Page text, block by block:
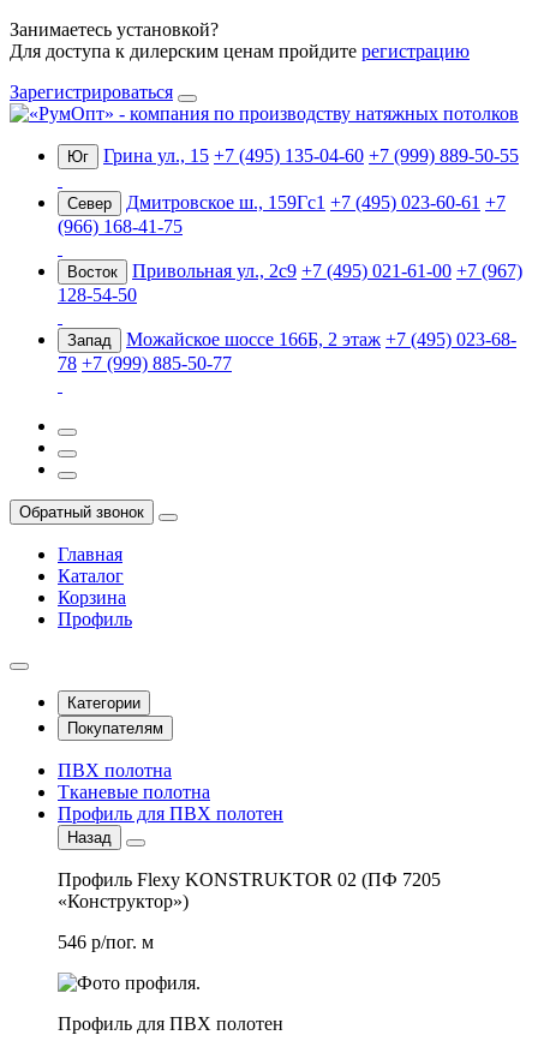
Занимаетесь установкой?
Для доступа к дилерским ценам пройдите регистрацию
Зарегистрироваться
Юг Грина ул., 15 +7 (495) 135-04-60 +7 (999) 889-50-55
Север Дмитровское ш., 159Гс1 +7 (495) 023-60-61 +7
(966) 168-41-75
Восток Привольная ул., 2с9 +7 (495) 021-61-00 +7 (967)
128-54-50
Запад Можайское шоссе 166Б, 2 этаж +7 (495) 023-68-
78 +7 (999) 885-50-77
Обратный звонок
Главная
Каталог
Корзина
Профиль
Категории
Покупателям
ПВХ полотна
Тканевые полотна
Профиль для ПВХ полотен
Назад
Профиль Flexy KONSTRUKTOR 02 (ПФ 7205
«Конструктор»)
546 р/пог. м
Профиль для ПВХ полотен